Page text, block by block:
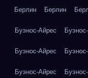
Берлин Берлин
Буэнос-Айрес
Буэнос-Айрес
Буэнос-Айрес